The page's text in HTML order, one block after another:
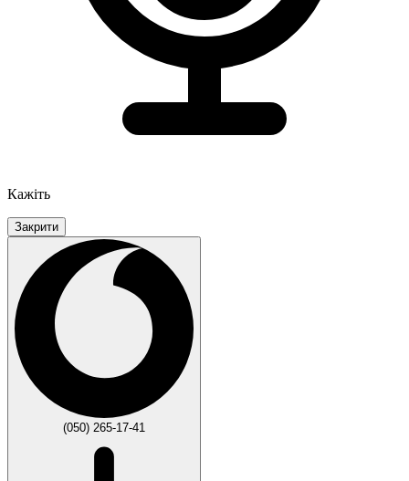
Кажіть
Закрити
(050) 265-17-41